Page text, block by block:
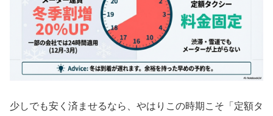
少しでも安く済ませるなら、やはりこの時期こそ「定額タ